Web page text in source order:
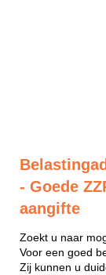
- Goede
aangifte
Zoekt u naar
Voor een goed
Zij kunnen u